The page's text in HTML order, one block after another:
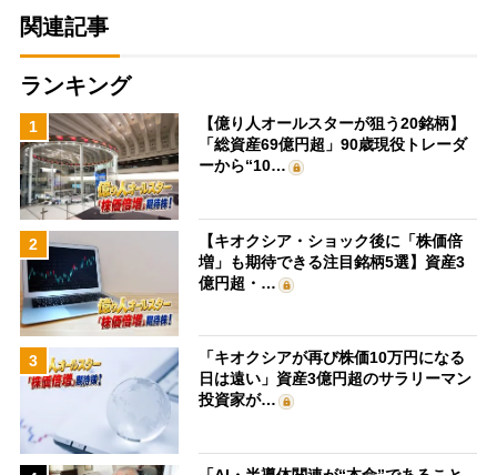
関連記事
ランキング
1
【億り人オールスターが狙う20銘柄】
「総資産69億円超」90歳現役トレーダ
ーから“10…
2
【キオクシア・ショック後に「株価倍
増」も期待できる注目銘柄5選】資産3
億円超・…
3
「キオクシアが再び株価10万円になる
日は遠い」資産3億円超のサラリーマン
投資家が…